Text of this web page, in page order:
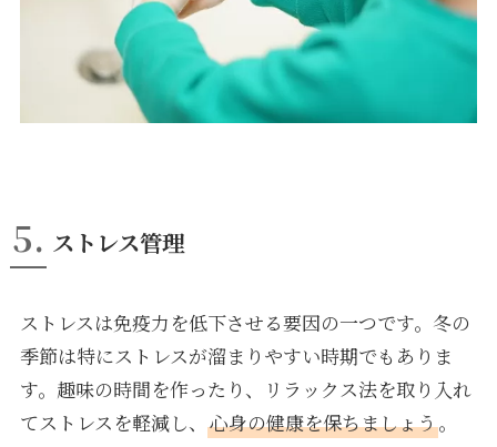
5. ストレス管理
ストレスは免疫力を低下させる要因の一つです。冬の
季節は特にストレスが溜まりやすい時期でもありま
す。趣味の時間を作ったり、リラックス法を取り入れ
てストレスを軽減し、 心身の健康を保ちましょう。